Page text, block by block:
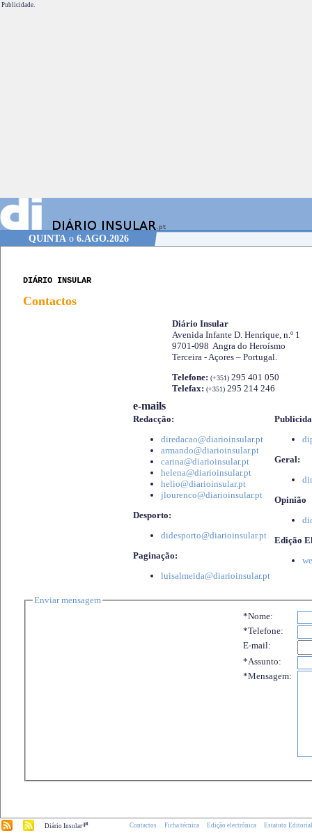
Publicidade.
QUINTAo 6.AGO.2026
DIÁRIO INSULAR
Contactos
Diário Insular
Avenida Infante D. Henrique, n.º 1
9701-098 Angra do Heroísmo
Terceira - Açores – Portugal.
Telefone: (+351) 295 401 050
Telefax: (+351) 295 214 246
e-mails
Redacção:
diredacao@diarioinsular.pt
armando@diarioinsular.pt
carina@diarioinsular.pt
helena@diarioinsular.pt
helio@diarioinsular.pt
jlourenco@diarioinsular.pt
Desporto:
didesporto@diarioinsular.pt
Paginação:
luisalmeida@diarioinsular.pt
Geral:
Opinião
Edição
Enviar mensagem
*Nome:
*Telefone:
E-mail:
*Assunto:
*Mensagem:
Diário Insular.pt Contactos Ficha técnica Edição electrónica Estatuto Editorial